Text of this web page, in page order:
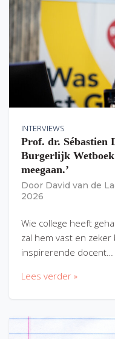
INTERVIEWS
Prof. dr. Sébastien
Burgerlijk
meegaan.’
Door David van de
2026
Wie college heeft
zal hem vast en
inspirerende docent…
Lees verder »